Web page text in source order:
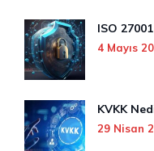
ISO
4 Mayıs
KVKK
29 Nisan